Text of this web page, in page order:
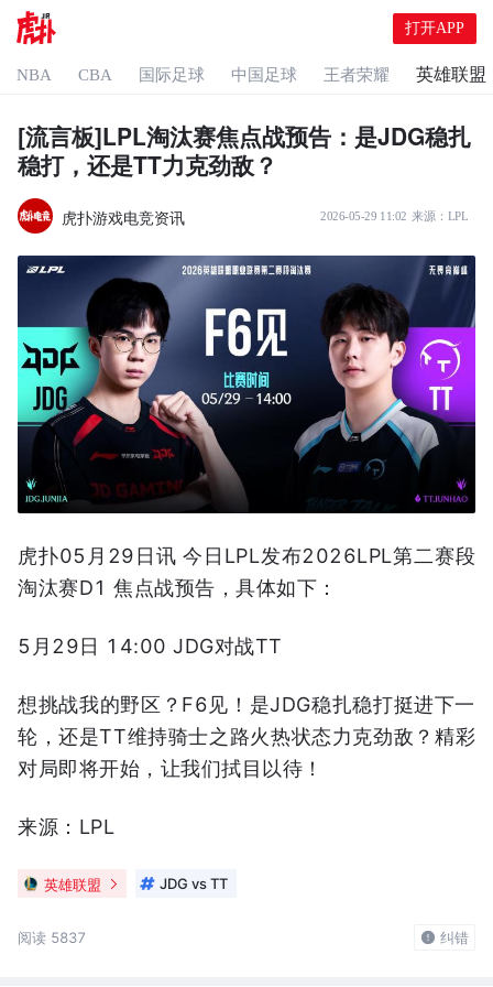
打开APP
NBA CBA 国际足球 中国足球 王者荣耀 英雄联盟
[流言板]LPL淘汰赛焦点战预告：是JDG稳扎
稳打，还是TT力克劲敌？
虎扑游戏电竞资讯 2026-05-29 11:02 来源： LPL
虎扑05月29日讯 今日LPL发布2026LPL第二赛段
淘汰赛D1 焦点战预告，具体如下：
5月29日 14:00 JDG对战TT
想挑战我的野区？F6见！是JDG稳扎稳打挺进下一
轮，还是TT维持骑士之路火热状态力克劲敌？精彩
对局即将开始，让我们拭目以待！
来源：LPL
英雄联盟 JDG vs TT
阅读 5837 纠错